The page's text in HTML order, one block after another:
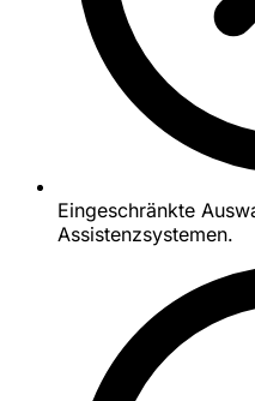
Eingeschränkte
Assistenzsystemen.